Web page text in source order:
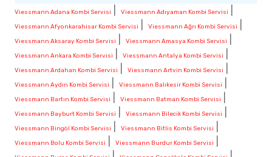
Viessmann Adana Kombi Servisi Viessmann Adıyaman Kombi Servisi
Viessmann Afyonkarahisar Kombi Servisi Viessmann Ağrı Kombi Servisi
Viessmann Aksaray Kombi Servisi Viessmann Amasya Kombi Servisi
Viessmann Ankara Kombi Servisi Viessmann Antalya Kombi Servisi
Viessmann Ardahan Kombi Servisi Viessmann Artvin Kombi Servisi
Viessmann Aydın Kombi Servisi Viessmann Balıkesir Kombi Servisi
Viessmann Bartın Kombi Servisi Viessmann Batman Kombi Servisi
Viessmann Bayburt Kombi Servisi Viessmann Bilecik Kombi Servisi
Viessmann Bingöl Kombi Servisi Viessmann Bitlis Kombi Servisi
Viessmann Bolu Kombi Servisi Viessmann Burdur Kombi Servisi